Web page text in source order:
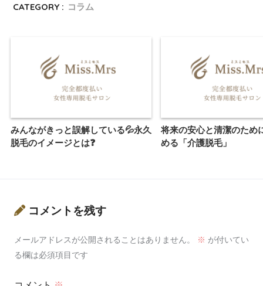
CATEGORY : コラム
みんながきっと誤解している💦永久
脱毛のイメージとは❓
将来の安心と清潔のため
める「介護脱毛」
コメントを残す
メールアドレスが公開されることはありません。 ※ が付いてい
る欄は必須項目です